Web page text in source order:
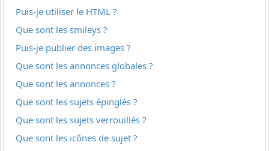
Puis-je utiliser le HTML ?
Que sont les smileys ?
Puis-je publier des images ?
Que sont les annonces globales ?
Que sont les annonces ?
Que sont les sujets épinglés ?
Que sont les sujets verrouillés ?
Que sont les icônes de sujet ?